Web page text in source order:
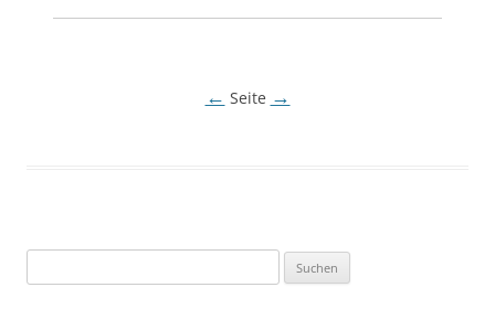
← Seite →
nach: